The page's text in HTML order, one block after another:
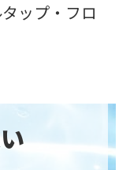
ップ・フロ